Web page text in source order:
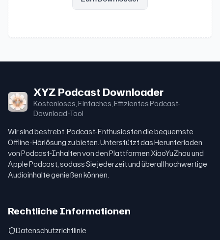
XYZ Podcast Downloader
Kostenloses, Einfaches, Effizientes Podcast-
Download-Tool
Wir sind bestrebt, Podcast-Enthusiasten die bequemste
Offline-Hörlösung zu bieten. Unterstützt das Herunterladen
von Podcast-Inhalten von den Plattformen XiaoYuZhou und
Apple Podcast, sodass Sie jederzeit und überall hochwertige
Audioinhalte genießen können.
Rechtliche Informationen
Datenschutzrichtlinie